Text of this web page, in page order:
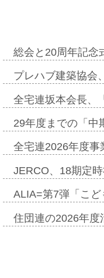
総会と20周年記
プレハブ建築協会
全宅連坂本会長、
29年度までの「
全宅連2026年度
JERCO、18期定
ALIA=第7弾「こ
住団連の2026年